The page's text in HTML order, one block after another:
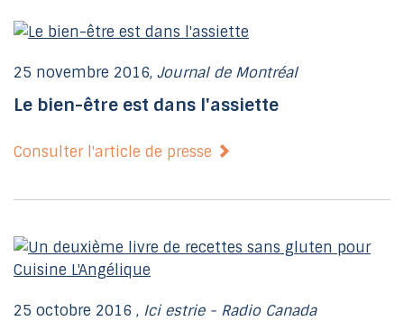
25 novembre 2016, Journal de Montréal
Le bien-être est dans l'assiette
Consulter l'article de presse
25 octobre 2016 , Ici estrie - Radio Canada